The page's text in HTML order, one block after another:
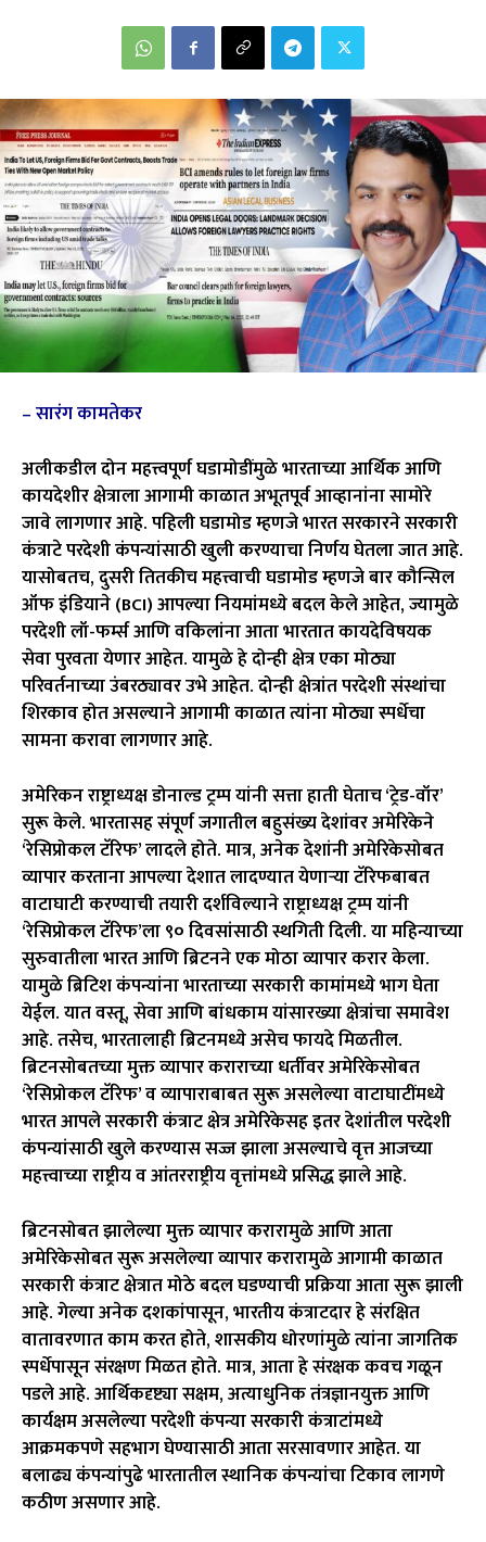
– सारंग कामतेकर
अलीकडील दोन महत्त्वपूर्ण घडामोडींमुळे भारताच्या आर्थिक आणि
कायदेशीर क्षेत्राला आगामी काळात अभूतपूर्व आव्हानांना सामोरे
जावे लागणार आहे. पहिली घडामोड म्हणजे भारत सरकारने सरकारी
कंत्राटे परदेशी कंपन्यांसाठी खुली करण्याचा निर्णय घेतला जात आहे.
यासोबतच, दुसरी तितकीच महत्त्वाची घडामोड म्हणजे बार कौन्सिल
ऑफ इंडियाने (BCI) आपल्या नियमांमध्ये बदल केले आहेत, ज्यामुळे
परदेशी लॉ-फर्म्स आणि वकिलांना आता भारतात कायदेविषयक
सेवा पुरवता येणार आहेत. यामुळे हे दोन्ही क्षेत्र एका मोठ्या
परिवर्तनाच्या उंबरठ्यावर उभे आहेत. दोन्ही क्षेत्रांत परदेशी संस्थांचा
शिरकाव होत असल्याने आगामी काळात त्यांना मोठ्या स्पर्धेचा
सामना करावा लागणार आहे.
अमेरिकन राष्ट्राध्यक्ष डोनाल्ड ट्रम्प यांनी सत्ता हाती घेताच ‘ट्रेड-वॉर’
सुरू केले. भारतासह संपूर्ण जगातील बहुसंख्य देशांवर अमेरिकेने
‘रेसिप्रोकल टॅरिफ’ लादले होते. मात्र, अनेक देशांनी अमेरिकेसोबत
व्यापार करताना आपल्या देशात लादण्यात येणाऱ्या टॅरिफबाबत
वाटाघाटी करण्याची तयारी दर्शविल्याने राष्ट्राध्यक्ष ट्रम्प यांनी
‘रेसिप्रोकल टॅरिफ’ला ९० दिवसांसाठी स्थगिती दिली. या महिन्याच्या
सुरुवातीला भारत आणि ब्रिटनने एक मोठा व्यापार करार केला.
यामुळे ब्रिटिश कंपन्यांना भारताच्या सरकारी कामांमध्ये भाग घेता
येईल. यात वस्तू, सेवा आणि बांधकाम यांसारख्या क्षेत्रांचा समावेश
आहे. तसेच, भारतालाही ब्रिटनमध्ये असेच फायदे मिळतील.
ब्रिटनसोबतच्या मुक्त व्यापार कराराच्या धर्तीवर अमेरिकेसोबत
‘रेसिप्रोकल टॅरिफ’ व व्यापाराबाबत सुरू असलेल्या वाटाघाटींमध्ये
भारत आपले सरकारी कंत्राट क्षेत्र अमेरिकेसह इतर देशांतील परदेशी
कंपन्यांसाठी खुले करण्यास सज्ज झाला असल्याचे वृत्त आजच्या
महत्त्वाच्या राष्ट्रीय व आंतरराष्ट्रीय वृत्तांमध्ये प्रसिद्ध झाले आहे.
ब्रिटनसोबत झालेल्या मुक्त व्यापार करारामुळे आणि आता
अमेरिकेसोबत सुरू असलेल्या व्यापार करारामुळे आगामी काळात
सरकारी कंत्राट क्षेत्रात मोठे बदल घडण्याची प्रक्रिया आता सुरू झाली
आहे. गेल्या अनेक दशकांपासून, भारतीय कंत्राटदार हे संरक्षित
वातावरणात काम करत होते, शासकीय धोरणांमुळे त्यांना जागतिक
स्पर्धेपासून संरक्षण मिळत होते. मात्र, आता हे संरक्षक कवच गळून
पडले आहे. आर्थिकदृष्ट्या सक्षम, अत्याधुनिक तंत्रज्ञानयुक्त आणि
कार्यक्षम असलेल्या परदेशी कंपन्या सरकारी कंत्राटांमध्ये
आक्रमकपणे सहभाग घेण्यासाठी आता सरसावणार आहेत. या
बलाढ्य कंपन्यांपुढे भारतातील स्थानिक कंपन्यांचा टिकाव लागणे
कठीण असणार आहे.